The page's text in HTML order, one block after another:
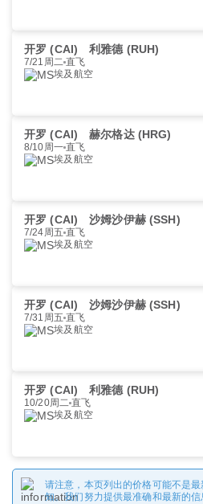
开罗 (CAI) 利雅德 (RUH)
7/21周二 直飞
埃及航空
开罗 (CAI) 赫尔格达 (HRG)
8/10周一 直飞
埃及航空
开罗 (CAI) 沙姆沙伊赫 (SSH)
7/24周五 直飞
埃及航空
开罗 (CAI) 沙姆沙伊赫 (SSH)
7/31周五 直飞
埃及航空
开罗 (CAI) 利雅德 (RUH)
10/20周二 直飞
埃及航空
请注意，本页列出的价格可能不是
知。我们努力提供最准确和最新的信